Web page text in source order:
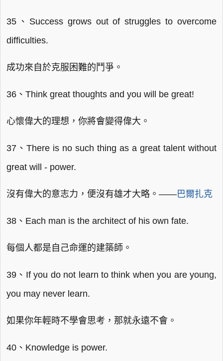
35、Success grows out of struggles to overcome
difficulties.
成功來自於克服困難的鬥爭。
36、Think great thoughts and you will be great!
心懷偉大的理想，你將會變得偉大。
37、There is no such thing as a great talent without
great will - power.
沒有偉大的意志力，便沒有雄才大略。——巴爾扎克
38、Each man is the architect of his own fate.
每個人都是自己命運的建築師。
39、If you do not learn to think when you are young,
you may never learn.
如果你年輕時不學會思考，那就永遠不會。
40、Knowledge is power.